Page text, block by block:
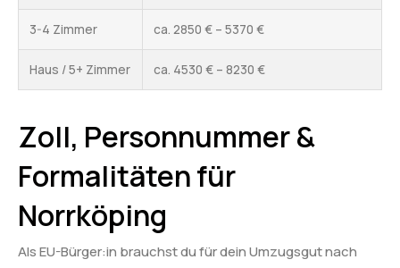
3-4 Zimmer ca. 2850 € – 5370 €
Haus / 5+ Zimmer ca. 4530 € – 8230 €
Zoll, Personnummer &
Formalitäten für
Norrköping
Als EU-Bürger:in brauchst du für dein Umzugsgut nach